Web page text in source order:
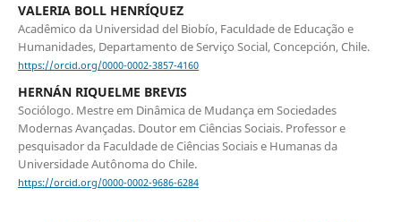
VALERIA BOLL HENRÍQUEZ
Acadêmico da Universidad del Biobío, Faculdade de Educação e
Humanidades, Departamento de Serviço Social, Concepción, Chile.
https://orcid.org/0000-0002-3857-4160
HERNÁN RIQUELME BREVIS
Sociólogo. Mestre em Dinâmica de Mudança em Sociedades
Modernas Avançadas. Doutor em Ciências Sociais. Professor e
pesquisador da Faculdade de Ciências Sociais e Humanas da
Universidade Autônoma do Chile.
https://orcid.org/0000-0002-9686-6284